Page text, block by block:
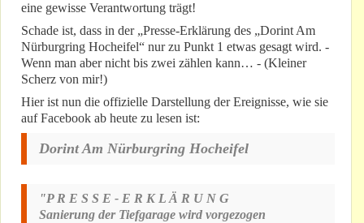
eine gewisse Verantwortung trägt!
Schade ist, dass in der „Presse-Erklärung des „Dorint Am
Nürburgring Hocheifel“ nur zu Punkt 1 etwas gesagt wird. -
Wenn man aber nicht bis zwei zählen kann… - (Kleiner
Scherz von mir!)
Hier ist nun die offizielle Darstellung der Ereignisse, wie sie
auf Facebook ab heute zu lesen ist:
Dorint Am Nürburgring Hocheifel
"P R E S S E - E R K L Ä R U N G
Sanierung der Tiefgarage wird vorgezogen